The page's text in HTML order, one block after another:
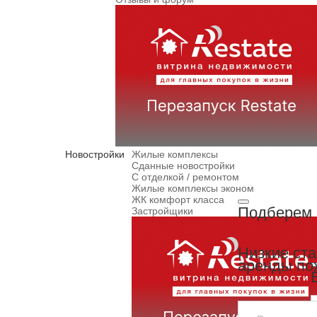
Новостройки
Жилые комплексы
Сданные новостройки
С отделкой / ремонтом
Жилые комплексы эконом
ЖК комфорт класса
Застройщики
Подберем
Низкие
аренды